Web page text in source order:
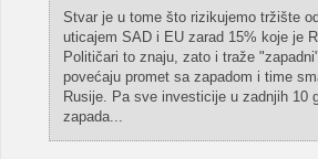
Stvar je u tome što rizikujemo tržište
uticajem SAD i EU zarad 15% koje je
Političari to znaju, zato i traže
povećaju promet sa zapadom i time
Rusije. Pa sve investicije u zadnjih 10
zapada...